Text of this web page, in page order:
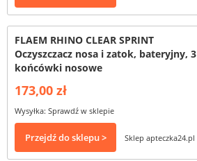
FLAEM RHINO CLEAR SPRINT
Oczyszczacz nosa i zatok, bateryjny, 3
końcówki nosowe
173,00 zł
Wysyłka: Sprawdź w sklepie
Przejdź do sklepu > Sklep apteczka24.pl